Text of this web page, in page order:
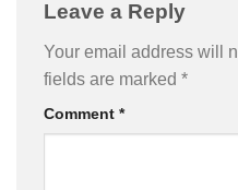
Leave a Reply
Your email address will
fields are marked *
Comment *